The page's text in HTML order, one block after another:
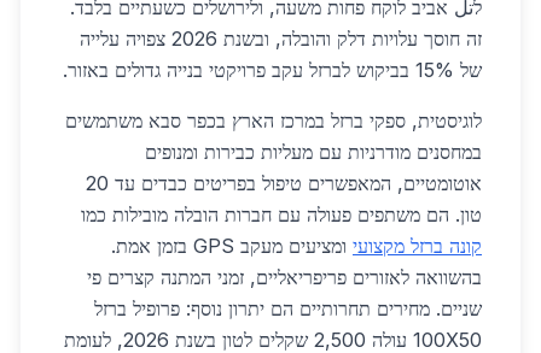
לتل אביב לוקח פחות משעה, ולירושלים כשעתיים בלבד.
זה חוסך עלויות דלק והובלה, ובשנת 2026 צפויה עלייה
של 15% בביקוש לברזל עקב פרויקטי בנייה גדולים באזור.
לוגיסטית, ספקי ברזל במרכז הארץ בכפר סבא משתמשים
במחסנים מודרניות עם מעליות כבירות ומנופים
אוטומטיים, המאפשרים טיפול בפריטים כבדים עד 20
טון. הם משתפים פעולה עם חברות הובלה מובילות כמו
קונה ברזל מקצועי
ומציעים מעקב GPS בזמן אמת.
בהשוואה לאזורים פריפריאליים, זמני המתנה קצרים פי
שניים. מחירים תחרותיים הם יתרון נוסף: פרופיל ברזל
100X50 עולה 2,500 שקלים לטון בשנת 2026, לעומת